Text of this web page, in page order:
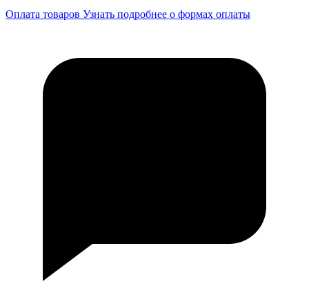
Оплата товаров Узнать подробнее о формах оплаты